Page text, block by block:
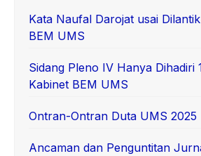
Kata Naufal Darojat usai
BEM UMS
Sidang Pleno IV Hanya Dihadiri
Kabinet BEM UMS
Ontran-Ontran Duta UMS 2025
Ancaman dan Penguntitan